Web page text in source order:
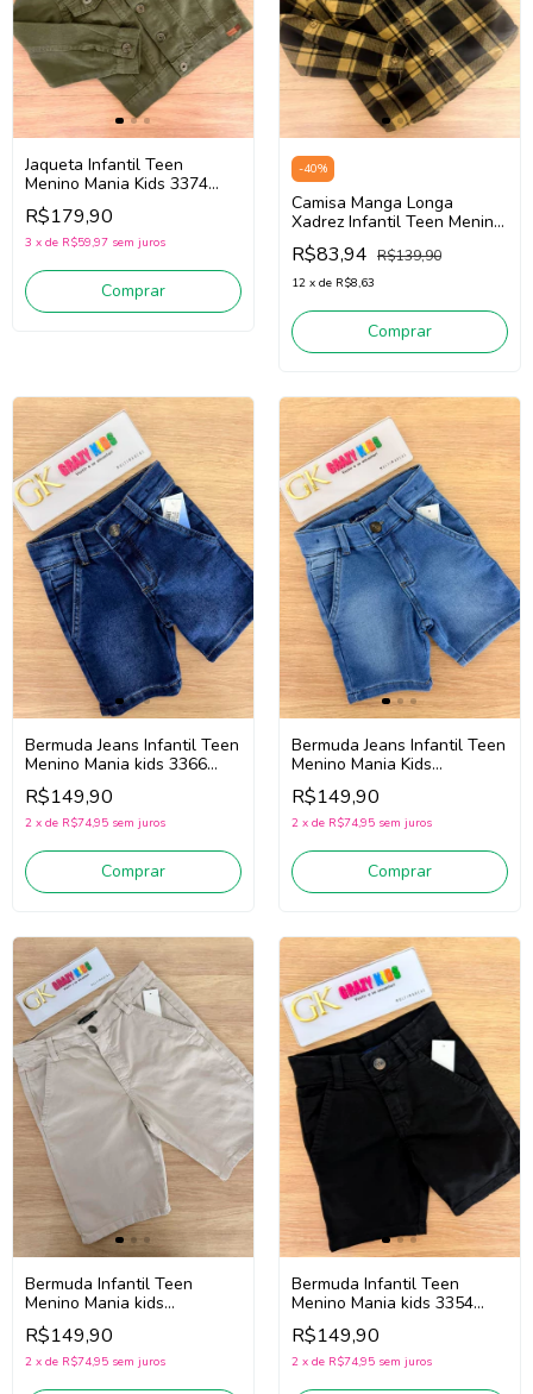
Jaqueta Infantil Teen
Menino Mania Kids 3374
(Verde)
R$179,90
3 x de R$59,97 sem juros
Comprar
-40%
Camisa Manga Longa
Xadrez Infantil Teen Menino
Mania Kids 3375
(Preto/Amarelo)
R$83,94 R$139,90
12 x de R$8,63
Comprar
Bermuda Jeans Infantil Teen
Menino Mania kids 3366
(Jeans Escuro)
R$149,90
2 x de R$74,95 sem juros
Comprar
Bermuda Jeans Infantil Teen
Menino Mania Kids
3366/3392 (Jeans Claro)
R$149,90
2 x de R$74,95 sem juros
Comprar
Bermuda Infantil Teen
Menino Mania kids
3354/3385 (Areia)
R$149,90
2 x de R$74,95 sem juros
Bermuda Infantil Teen
Menino Mania kids 3354
(Preto)
R$149,90
2 x de R$74,95 sem juros